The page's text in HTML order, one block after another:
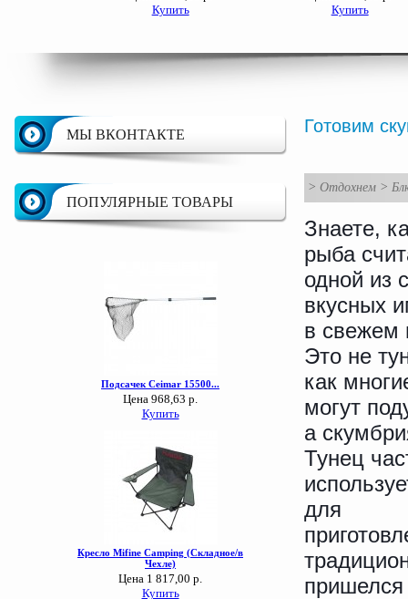
МЫ ВКОНТАКТЕ
ПОПУЛЯРНЫЕ ТОВАРЫ
Готовим
> Отдохнем >
Знаете,
рыба
одной из
вкусных
в свежем
Это не
как
могут
а
Тунец
для
пришелся